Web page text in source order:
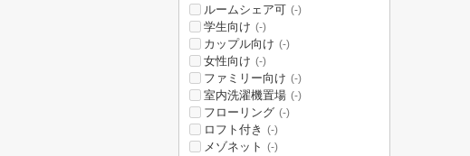
ルームシェア可 (-)
学生向け (-)
カップル向け (-)
女性向け (-)
ファミリー向け (-)
室内洗濯機置場 (-)
フローリング (-)
ロフト付き (-)
メゾネット (-)